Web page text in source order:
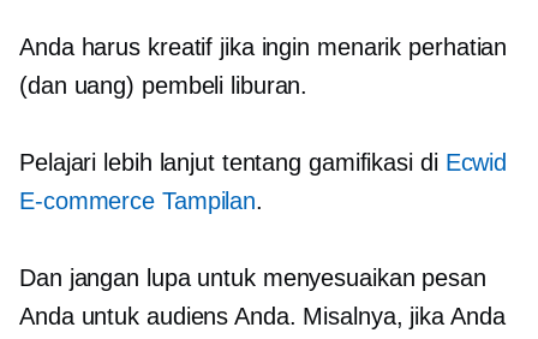
Anda harus kreatif jika ingin menarik perhatian
(dan uang) pembeli liburan.
Pelajari lebih lanjut tentang gamifikasi di Ecwid
E-commerce Tampilan.
Dan jangan lupa untuk menyesuaikan pesan
Anda untuk audiens Anda. Misalnya, jika Anda